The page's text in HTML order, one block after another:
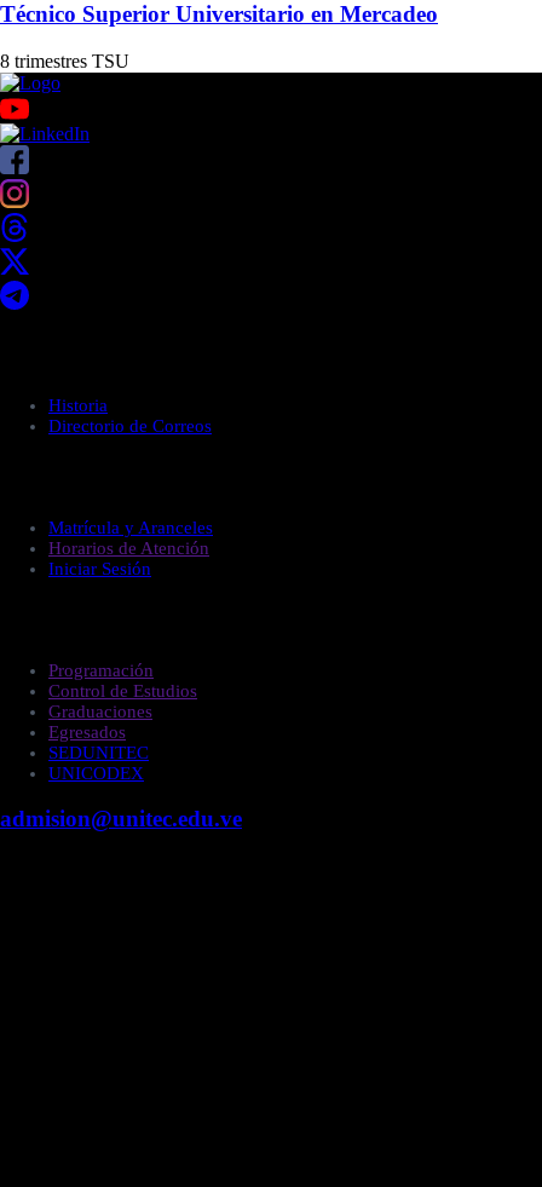
Técnico Superior Universitario en Mercadeo
8 trimestres TSU
Historia
Directorio de Correos
Matrícula y Aranceles
Horarios de Atención
Iniciar Sesión
Programación
Control de Estudios
Graduaciones
Egresados
SEDUNITEC
UNICODEX
admision@unitec.edu.ve